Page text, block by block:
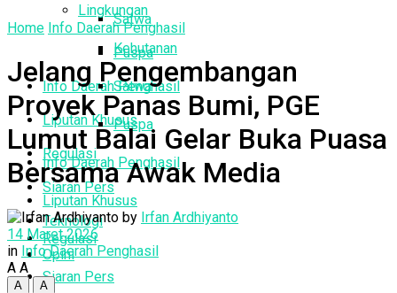
Satwa
Puspa
Info Daerah Penghasil
Liputan Khusus
Regulasi
Siaran Pers
Teknologi
Opini
Lingkungan
Kehutanan
Satwa
Puspa
Info Daerah Penghasil
Liputan Khusus
Regulasi
Siaran Pers
Home Info Daerah Penghasil
Jelang Pengembangan
Proyek Panas Bumi, PGE
Lumut Balai Gelar Buka Puasa
Bersama Awak Media
by Irfan Ardhiyanto
14 Maret 2026
in Info Daerah Penghasil
A A
A
A